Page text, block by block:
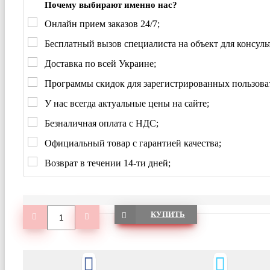
Почему выбирают именно нас?
Онлайн прием заказов 24/7;
Бесплатный вызов специалиста на объект для
Доставка по всей Украине;
Программы скидок для зарегистрированных
У нас всегда актуальные цены на сайте;
Безналичная оплата с НДС;
Официальный товар с гарантией качества;
Возврат в течении 14-ти дней;
КУПИТЬ